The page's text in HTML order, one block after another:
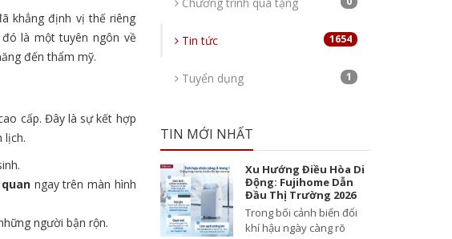
khẳng định vị thế riêng
là một tuyên ngôn về
đến thẩm mỹ.
cấp. Đây là sự kết hợp
lịch.
ngay trên màn hình
người bận rộn.
Tin tức 1654
Tuyển dụng 1
TIN MỚI NHẤT
Xu Hướng Điều Hòa Di
Động: Fujihome Dẫn
Đầu Thị Trường 2026
Trong bối cảnh biến đổi
khí hậu ngày càng rõ